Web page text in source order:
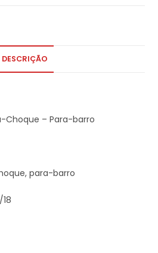
DESCRIÇÃO
Choque – Para-barro
para-barro